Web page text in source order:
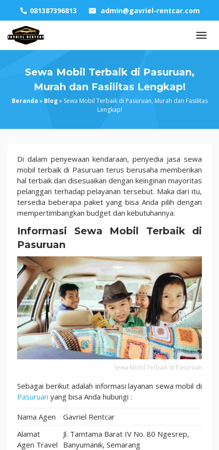
content
081387396813 admin@gavriel-rentcar.com
Sewa Mobil Terbaik di Pasuruan,
Murah dan Fasilitas Lengkap!
Beranda » Blog» Sewa Mobil Terbaik di Pasuruan, Murah dan Fasilitas
Lengkap!
Sewa
Mobil
Terbaik
di
Pasuruan,
Murah
Fasilitas
Lengkap!
Di dalam penyewaan kendaraan, penyedia jasa sewa
mobil terbaik di Pasuruan terus berusaha memberikan
hal terbaik dan disesuaikan dengan keinginan mayoritas
pelanggan terhadap pelayanan tersebut. Maka dari itu,
tersedia beberapa paket yang bisa Anda pilih dengan
mempertimbangkan budget dan kebutuhannya.
Informasi Sewa Mobil Terbaik di
Pasuruan
Sewa Mobil Terbaik di Pasuruan
Sebagai berikut adalah informasi layanan sewa mobil di
Pasuruan yang bisa Anda hubungi :
Nama Agen
Gavriel Rentcar
Alamat
Agen Travel
Jl. Tamtama Barat IV No. 80 Ngesrep,
Banyumanik, Semarang